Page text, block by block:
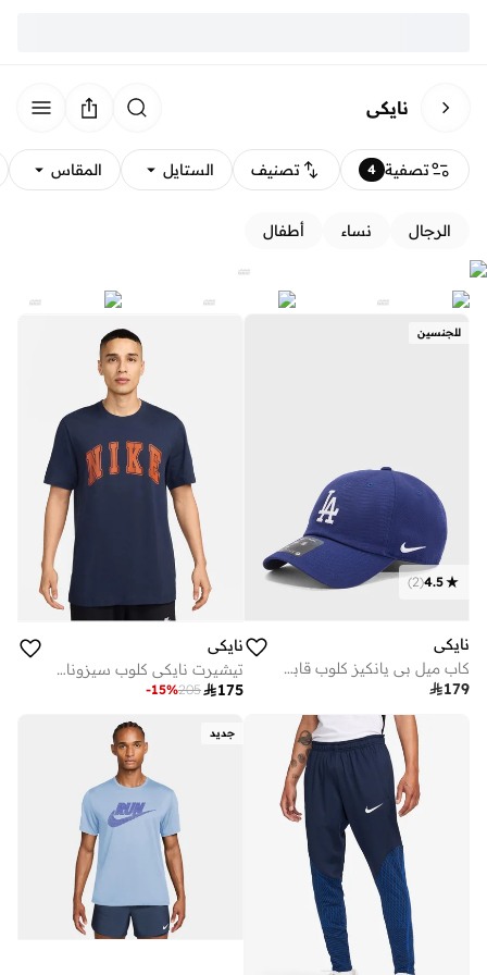
نايكي
تصفية 4 تصنيف الستايل المقاس
الرجال نساء أطفال
للجنسين
4.5
(
2
)
نايكي
كاب ميل بي يانكيز كلوب قابل للتعديل
179
نايكي
تيشيرت نايكي كلوب سيزونال هايبرد
175
205
-15%
جديد